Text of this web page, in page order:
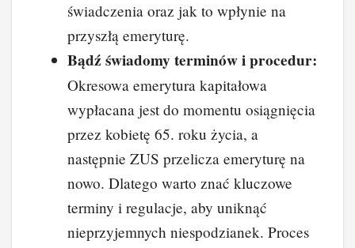
świadczenia oraz jak to wpłynie na
przyszłą emeryturę.
Bądź świadomy terminów i procedur:
Okresowa emerytura kapitałowa
wypłacana jest do momentu osiągnięcia
przez kobietę 65. roku życia, a
następnie ZUS przelicza emeryturę na
nowo. Dlatego warto znać kluczowe
terminy i regulacje, aby uniknąć
nieprzyjemnych niespodzianek. Proces